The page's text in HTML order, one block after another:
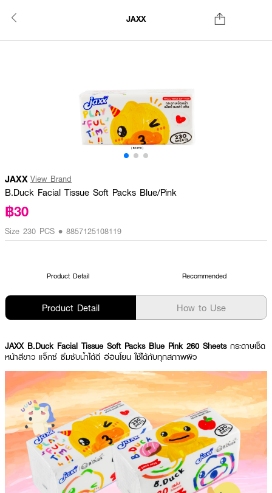
JAXX
JAXX View Brand
B.Duck Facial Tissue Soft Packs Blue/Pink
฿30
Size 230 PCS • 8857125108119
Product Detail Recommended
Product Detail How to Use
JAXX B.Duck Facial Tissue Soft Packs Blue Pink 260 Sheetsกระดาษเช็ด
หน้าสีขาว แจ็กซ์ ซึมซับน้ำได้ดี อ่อนโยน ใช้ได้กับทุกสภาพผิว